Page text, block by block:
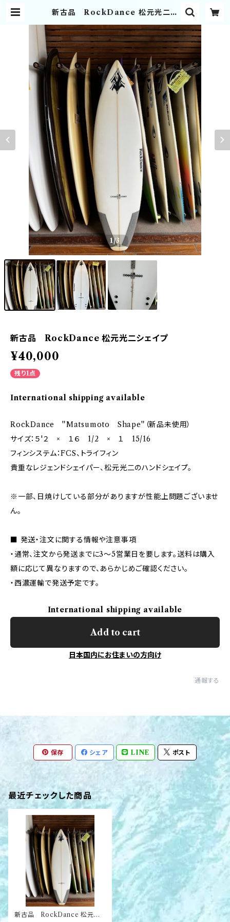
新古品 RockDance 松元光二シ
1/3
新古品 RockDance 松元光二シェイプ
¥40,000
残り1点
International shipping available
RockDance ＂Matsumoto Shape＂（新品未使用）
サイズ：５'２ × １６ 1/2 × １ 15/16
フィンシステム：FCS、トライフィン
貴重なレジェンドシェイパー、松元光二のハンドシェイプ。
※一部、日焼けしている部分がありますが性能上問題ございませ
ん。
■ 発送・注文に関する情報や注意事項
・通常、注文から発送までに3〜5営業日を要します。送料は購入
額に応じて異なりますので、あらかじめご確認ください。
・西濃運輸で発送予定です。
International shipping available
Add to cart
日本国内にお住まいの方向け
通報する
保存 シェア LINE ポスト
最近チェックした商品
新古品 RockDance 松元光